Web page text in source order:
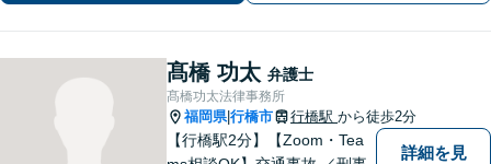
髙橋 功太 弁護士
髙橋功太法律事務所
福岡県|行橋市 行橋駅 から徒歩2分
【行橋駅2分】【Zoom・Tea
詳細を見